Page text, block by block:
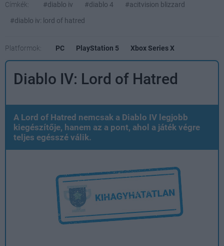
Címkék: #diablo iv #diablo 4
#acitvision blizzard
#diablo iv: lord of hatred
Platformok: PC PlayStation 5 Xbox Series X
Diablo IV: Lord of Hatred
A Lord of Hatred nemcsak a Diablo IV legjobb
kiegészítője, hanem az a pont, ahol a játék végre
teljes egésszé válik.